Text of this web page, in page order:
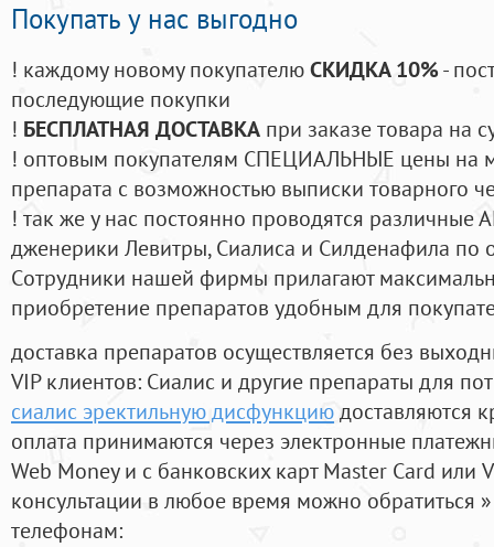
Покупать у нас выгодно
! каждому новому покупателюСКИДКА 10%-
последующие покупки
! БЕСПЛАТНАЯ ДОСТАВКА при заказе товара на
! оптовым покупателям СПЕЦИАЛЬНЫЕ цены на
препарата с возможностью выписки товарного
! так же у нас постоянно проводятся
дженерики Левитры, Сиалиса и Силденафила по
Cотрудники нашей фирмы прилагают
приобретение препаратов удобным для
доставка препаратов осуществляется без
VIP клиентов: Сиалис и другие препараты для
сиалис эректильную дисфункциюдоставляются
оплата принимаются через электронные
Web Money и с банковских карт Master Card или
консультации в любое время можно обратиться
телефонам: